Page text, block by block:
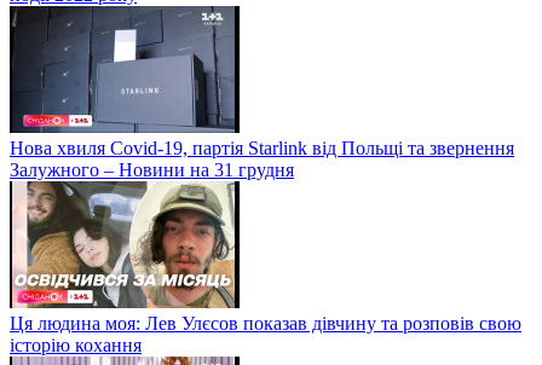
Нова хвиля Covid-19, партія Starlink від Польщі та звернення
Залужного – Новини на 31 грудня
Ця людина моя: Лев Улєсов показав дівчину та розповів свою
історію кохання